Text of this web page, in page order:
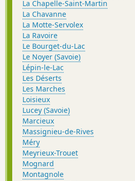
La Chapelle-Saint-Martin
La Chavanne
La Motte-Servolex
La Ravoire
Le Bourget-du-Lac
Le Noyer (Savoie)
Lépin-le-Lac
Les Déserts
Les Marches
Loisieux
Lucey (Savoie)
Marcieux
Massignieu-de-Rives
Méry
Meyrieux-Trouet
Mognard
Montagnole